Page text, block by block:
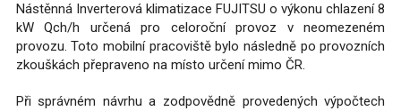
Nástěnná Inverterová klimatizace FUJITSU o výkonu chlazení 8
kW Qch/h určená pro celoroční provoz v neomezeném
provozu. Toto mobilní pracoviště bylo následně po provozních
zkouškách přepraveno na místo určení mimo ČR.
Při správném návrhu a zodpovědně provedených výpočtech